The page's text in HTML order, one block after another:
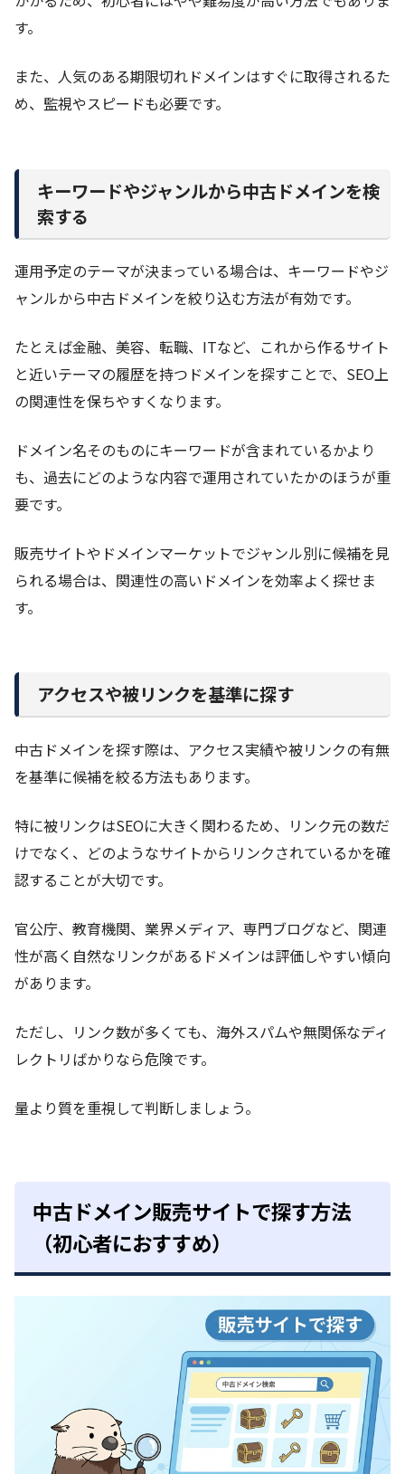
す。
また、人気のある期限切れドメインはすぐに取得されるた
め、監視やスピードも必要です。
キーワードやジャンルから中古ドメインを検
索する
運用予定のテーマが決まっている場合は、キーワードやジ
ャンルから中古ドメインを絞り込む方法が有効です。
たとえば金融、美容、転職、ITなど、これから作るサイト
と近いテーマの履歴を持つドメインを探すことで、SEO上
の関連性を保ちやすくなります。
ドメイン名そのものにキーワードが含まれているかより
も、過去にどのような内容で運用されていたかのほうが重
要です。
販売サイトやドメインマーケットでジャンル別に候補を見
られる場合は、関連性の高いドメインを効率よく探せま
す。
アクセスや被リンクを基準に探す
中古ドメインを探す際は、アクセス実績や被リンクの有無
を基準に候補を絞る方法もあります。
特に被リンクはSEOに大きく関わるため、リンク元の数だ
けでなく、どのようなサイトからリンクされているかを確
認することが大切です。
官公庁、教育機関、業界メディア、専門ブログなど、関連
性が高く自然なリンクがあるドメインは評価しやすい傾向
があります。
ただし、リンク数が多くても、海外スパムや無関係なディ
レクトリばかりなら危険です。
量より質を重視して判断しましょう。
中古ドメイン販売サイトで探す方法
（初心者におすすめ）